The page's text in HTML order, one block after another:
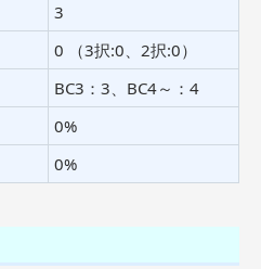
3
0 （3択:0、2択:0）
BC3：3、BC4～：4
0%
0%